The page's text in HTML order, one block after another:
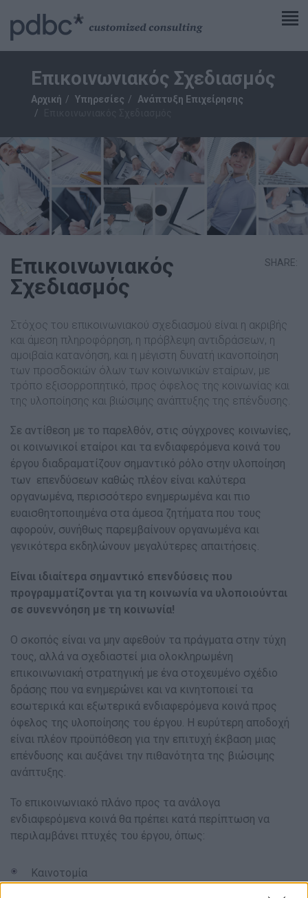
Επικοινωνιακός Σχεδιασμός
Αρχική Υπηρεσίες
Ανάπτυξη Επιχείρησης
SHARE:
Επικοινωνιακός
Σχεδιασμός
Στόχος του επικοινωνιακού σχεδιασμού είναι η ακριβής
και άμεση πληροφόρηση, η πρόβλεψη αντιδράσεων, η
αμοιβαία κατανόηση, και η μέγιστη δυνατή ικανοποίηση
των προσδοκιών όλων των κοινωνικών εταίρων, με
τρόπο εξισορροπητικό, προς όφελος της κοινωνίας και
της υλοποίησης και βιώσιμης ανάπτυξης της επένδυσης.
Σε αντίθεση με το παρελθόν, στις σύγχρονες κοινωνίες,
οι κοινωνικοί εταίροι και τα ενδιαφερόμενα κοινά του
έργου διαδραματίζουν σημαντικό ρόλο στην υλοποίηση
των επενδύσεων καθώς πλέον είναι καλύτερα
οργανωμένα, περισσότερο ενημερωμένα και πιο
ευαισθητοποιημένα στα άμεσα ζητήματα που τους
αφορούν, συνήθως παρεμβαίνουν οργανωμένα και
γενικότερα εκδηλώνουν μεγαλύτερες απαιτήσεις.
Είναι ιδιαίτερα σημαντικό επενδύσεις που
προγραμματίζονται για τη κοινωνία να υλοποιούνται
σε συνεννόηση με τη κοινωνία!
Ο σκοπός είναι να μην αφεθούν τα πράγματα στην τύχη
τους, αλλά να σχεδιαστεί μια ολοκληρωμένη
επικοινωνιακή στρατηγική με ένα στοχευμένο σχέδιο
δράσης που να ενημερώνει και να κινητοποιεί τα
εσωτερικά και εξωτερικά ενδιαφερόμενα κοινά προς
όφελος της υλοποίησης του έργου. Η ευρύτερη αποδοχή
είναι πλέον προϋπόθεση για την επιτυχή έκβαση μιας
επένδυσης και αυξάνει την πιθανότητα της βιώσιμης
ανάπτυξης.
Το επικοινωνιακό πλάνο προς τα ανάλογα
ενδιαφερόμενα κοινά θα πρέπει κατά περίπτωση να
περιλαμβάνει πτυχές του έργου, όπως:
Καινοτομία